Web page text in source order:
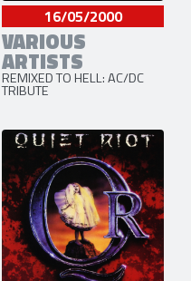
16/05/2000
VARIOUS
ARTISTS
REMIXED TO HELL: AC/DC
TRIBUTE